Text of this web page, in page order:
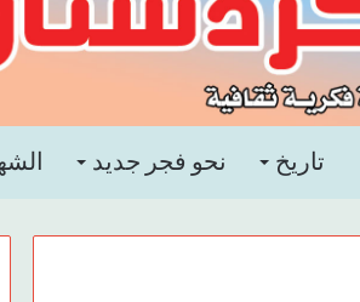
تاريخ نحو فجر جديد